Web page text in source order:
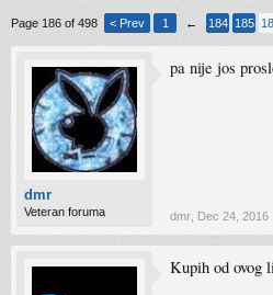
Page 186 of 498 < Prev 1 ← 184 185
dmr
Veteran foruma
pa nije jos
dmr Dec 24, 2016
Kupih od ovog